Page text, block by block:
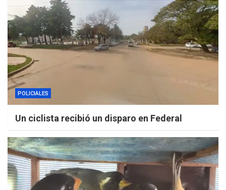
POLICIALES
Un ciclista recibió un disparo en Federal